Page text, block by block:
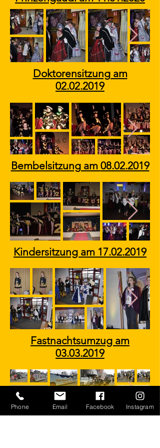
Doktorensitzung am
02.02.2019
Bembelsitzung am 08.02.2019
Kindersitzung am 17.02.2019
Fastnachtsumzug am
03.03.2019
Phone Email Facebook Instagram